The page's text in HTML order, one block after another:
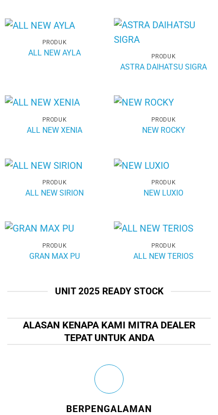
PRODUK
ALL NEW AYLA PRODUK
ASTRA DAIHATSU SIGRA
PRODUK
ALL NEW XENIA
PRODUK
NEW ROCKY
PRODUK
ALL NEW SIRION
PRODUK
NEW LUXIO
PRODUK
GRAN MAX PU
PRODUK
ALL NEW TERIOS
UNIT 2025 READY STOCK
ALASAN KENAPA KAMI MITRA DEALER
TEPAT UNTUK ANDA
BERPENGALAMAN